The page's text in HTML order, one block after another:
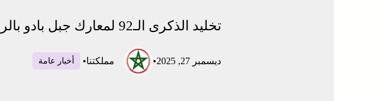
تخليد الذكرى الـ92 لمعارك جبل بادو بالرشيدية
ديسمبر 27, 2025 • مملكتنا• أخبار عامة